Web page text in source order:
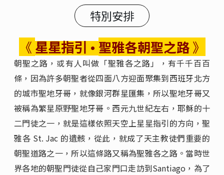
特別安排
《 星星指引 • 聖雅各朝聖之路》
朝聖之路，或有人叫做「聖雅各之路」，有千千百百
條，因為許多朝聖者從四面八方迎面聚集到西班牙北方
的城市聖地牙哥，就像銀河群星匯集，所以聖地牙哥又
被稱為繁星原野聖地牙哥。西元九世紀左右，耶穌的十
二門徒之一，就是這樣依照天空上星星指引的方向，聖
雅各 St. Jac 的遺骸，從此，就成了天主教徒們重要的
朝聖道路之一，所以這條路又稱為聖雅各之路。當時世
界各地的朝聖門徒從自己家門口走訪到Santiago，為了